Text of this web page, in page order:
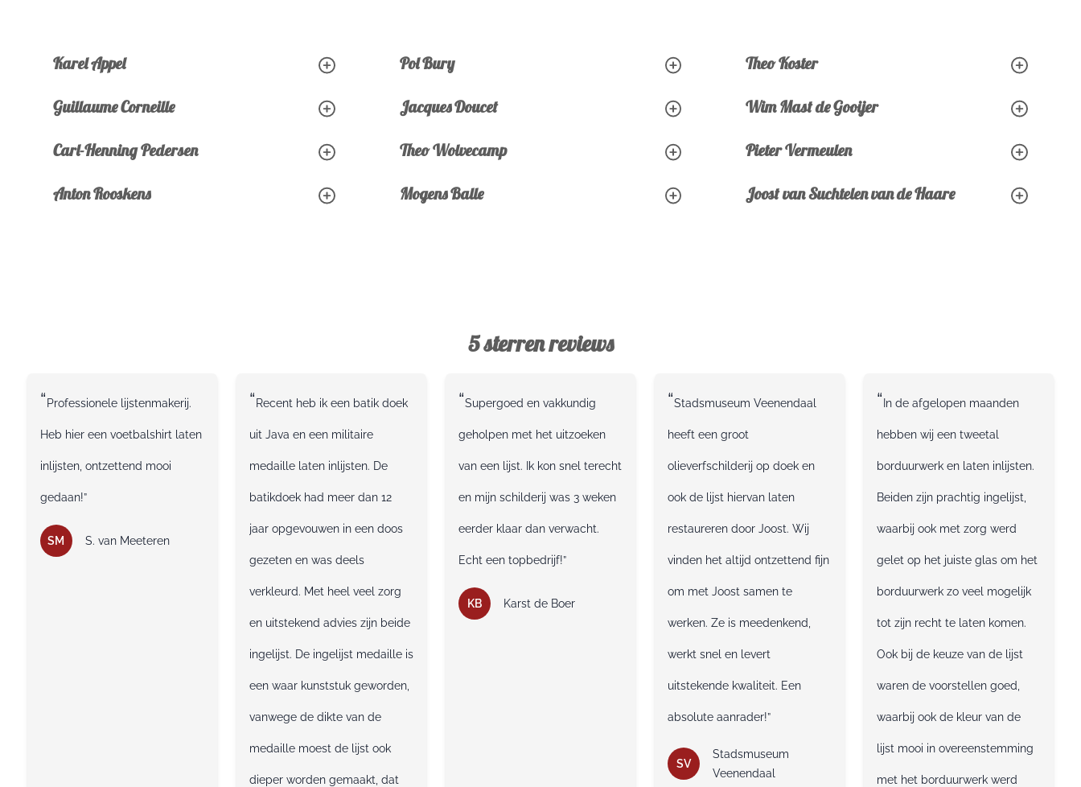
Karel Appel
Guillaume Corneille
Carl-Henning Pedersen
Anton Rooskens
Pol Bury
Jacques Doucet
Theo Wolvecamp
Mogens Balle
Theo Koster
Wim Mast de Gooijer
Pieter Vermeulen
Joost van Suchtelen van de Haare
5 sterren reviews
“ Professionele lijstenmakerij.
Heb hier een voetbalshirt laten
inlijsten, ontzettend mooi
gedaan!”
SM S. van Meeteren
“ Recent heb ik een batik doek
uit Java en een militaire
medaille laten inlijsten. De
batikdoek had meer dan 12
jaar opgevouwen in een doos
gezeten en was deels
verkleurd. Met heel veel zorg
en uitstekend advies zijn beide
ingelijst. De ingelijst medaille is
een waar kunststuk geworden,
vanwege de dikte van de
medaille moest de lijst ook
dieper worden gemaakt, dat
“Supergoed en vakkundig
geholpen met het uitzoeken
van een lijst. Ik kon snel terecht
en mijn schilderij was 3 weken
eerder klaar dan verwacht.
Echt een topbedrijf!”
KB Karst de Boer
“Stadsmuseum Veenendaal
heeft een groot
olieverfschilderij op doek en
ook de lijst hiervan laten
restaureren door Joost. Wij
vinden het altijd ontzettend fijn
om met Joost samen te
werken. Ze is meedenkend,
werkt snel en levert
uitstekende kwaliteit. Een
absolute aanrader!”
SV
Stadsmuseum
Veenendaal
“ In de afgelopen maanden
hebben wij een tweetal
borduurwerk en laten inlijsten.
Beiden zijn prachtig ingelijst,
waarbij ook met zorg werd
gelet op het juiste glas om het
borduurwerk zo veel mogelijk
tot zijn recht te laten komen.
Ook bij de keuze van de lijst
waren de voorstellen goed,
waarbij ook de kleur van de
lijst mooi in overeenstemming
met het borduurwerk werd